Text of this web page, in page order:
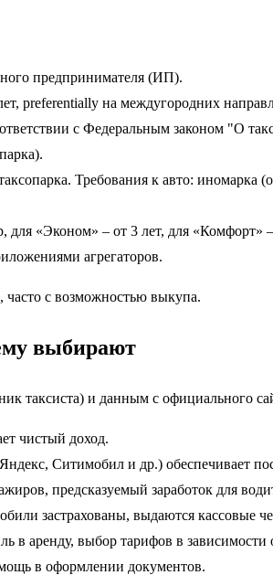
предпринимателя (ИП).
preferentially на междугородних
с Федеральным законом "О
Требования к авто: иномарка
для «Эконом» – от 3 лет, для «Комфорт»
агрегаторов.
часто с возможностью выкупа.
выбирают
таксиста) и данным с официального
чистый доход.
Ситимобил и др.) обеспечивает
предсказуемый заработок для
застрахованы, выдаются кассовые
в аренду, выбор тарифов в зависимости
в оформлении документов.